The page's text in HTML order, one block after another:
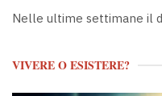
Nelle ultime settimane il
VIVERE O ESISTERE?